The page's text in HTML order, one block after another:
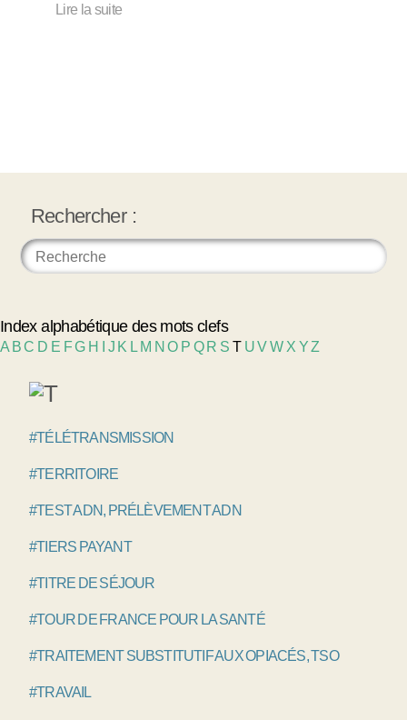
Lire la suite
Rechercher :
Index alphabétique des mots clefs
A BC D E FG H J K L M NO P Q R S T UVW X YZ
#TÉLÉTRANSMISSION
#TERRITOIRE
#TEST ADN, PRÉLÈVEMENT ADN
#TIERS PAYANT
#TITRE DE SÉJOUR
#TOUR DE FRANCE POUR LA SANTÉ
#TRAITEMENT SUBSTITUTIF AUX OPIACÉS, TSO
#TRAVAIL